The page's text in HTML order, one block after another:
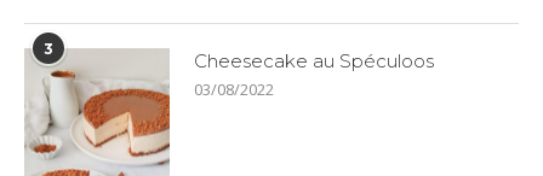
3
Cheesecake au Spéculoos
03/08/2022